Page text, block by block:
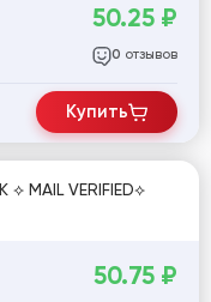
50.25 ₽
0 отзывов
Купить
MAIL VERIFIED⟡
50.75 ₽